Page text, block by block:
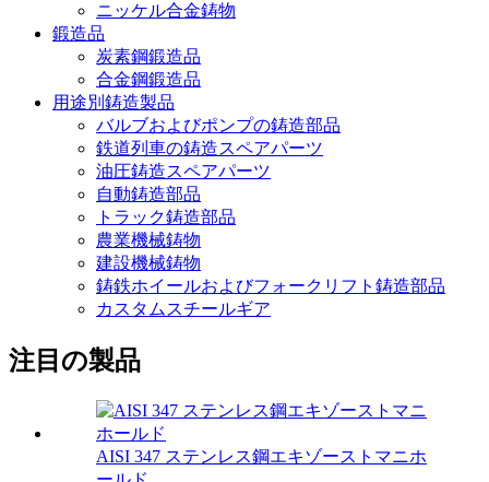
ニッケル合金鋳物
鍛造品
炭素鋼鍛造品
合金鋼鍛造品
用途別鋳造製品
バルブおよびポンプの鋳造部品
鉄道列車の鋳造スペアパーツ
油圧鋳造スペアパーツ
自動鋳造部品
トラック鋳造部品
農業機械鋳物
建設機械鋳物
鋳鉄ホイールおよびフォークリフト鋳造部品
カスタムスチールギア
注目の製品
AISI 347 ステンレス鋼エキゾーストマニホ